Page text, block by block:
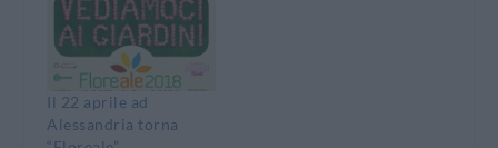
“Alessandria...Batti
5!”. Nel corso
dell'evento saranno
analizzati e
approfonditi cinque
grandi “punti” che
Il 22 aprile ad
Alessandria torna